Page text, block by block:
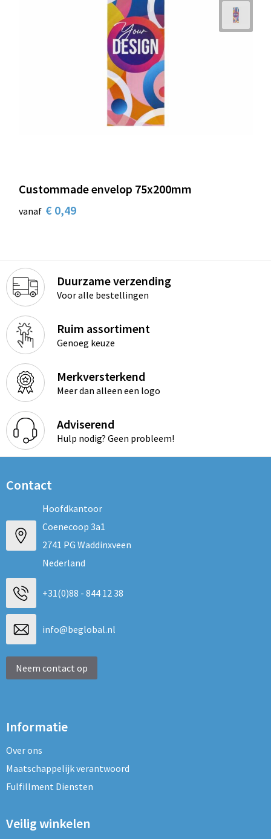
Custommade envelop 75x200mm
vanaf € 0,49
Duurzame verzending
Voor alle bestellingen
Ruim assortiment
Genoeg keuze
Merkversterkend
Meer dan alleen een logo
Adviserend
Hulp nodig? Geen probleem!
Contact
Hoofdkantoor
Coenecoop 3a1
2741 PG Waddinxveen
Nederland
+31(0)88 - 844 12 38
info@beglobal.nl
Neem contact op
Informatie
Over ons
Maatschappelijk verantwoord
Fulfillment Diensten
Veilig winkelen